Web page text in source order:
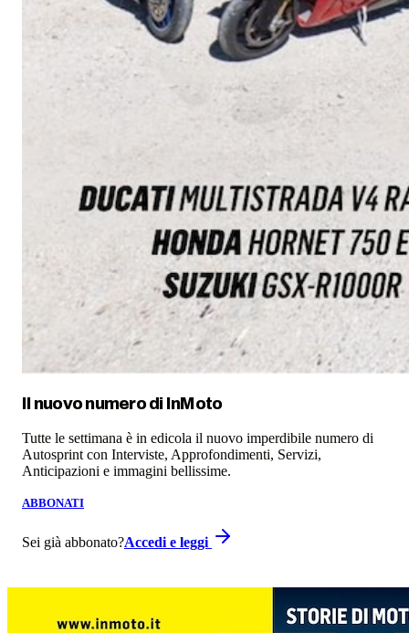
Il nuovo numero di InMoto
Tutte le settimana è in edicola il nuovo imperdibile numero di
Autosprint con Interviste, Approfondimenti, Servizi,
Anticipazioni e immagini bellissime.
ABBONATI
Sei già abbonato?Accedi e leggi